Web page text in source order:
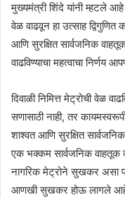
मुख्यमंत्री शिंदे यांनी म्हटले आहे
वेळ वाढवून हा उत्साह
आणि सुरक्षित सार्वजनिक
वाढविण्याचा महत्वाचा निर्णय
दिवाळी निमित्त मेट्रोची वेळ
सणासाठी नाही, तर
शाश्वत आणि सुरक्षित
एक भक्कम सार्वजनिक वाहतूक
नागरिक मेट्रोने सुखकर असा
आणखी सुखकर होऊ लागले आहे.